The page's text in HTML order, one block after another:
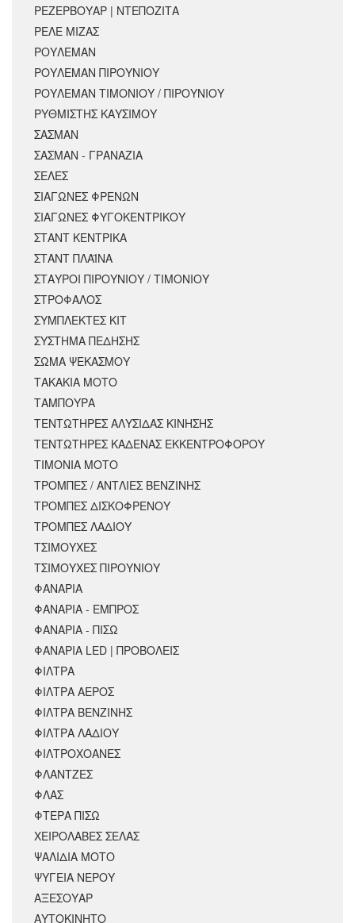
ΡΕΖΕΡΒΟΥΑΡ | ΝΤΕΠΟΖΙΤΑ
ΡΕΛΕ ΜΙΖΑΣ
ΡΟΥΛΕΜΑΝ
ΡΟΥΛΕΜΑΝ ΠΙΡΟΥΝΙΟΥ
ΡΟΥΛΕΜΑΝ ΤΙΜΟΝΙΟΥ / ΠΙΡΟΥΝΙΟΥ
ΡΥΘΜΙΣΤΗΣ ΚΑΥΣΙΜΟΥ
ΣΑΣΜΑΝ
ΣΑΣΜΑΝ - ΓΡΑΝΑΖΙΑ
ΣΕΛΕΣ
ΣΙΑΓΩΝΕΣ ΦΡΕΝΩΝ
ΣΙΑΓΩΝΕΣ ΦΥΓΟΚΕΝΤΡΙΚΟΥ
ΣΤΑΝΤ ΚΕΝΤΡΙΚΑ
ΣΤΑΝΤ ΠΛΑΪΝΑ
ΣΤΑΥΡΟΙ ΠΙΡΟΥΝΙΟΥ / ΤΙΜΟΝΙΟΥ
ΣΤΡΟΦΑΛΟΣ
ΣΥΜΠΛΕΚΤΕΣ ΚΙΤ
ΣΥΣΤΗΜΑ ΠΕΔΗΣΗΣ
ΣΩΜΑ ΨΕΚΑΣΜΟΥ
ΤΑΚΑΚΙΑ ΜΟΤΟ
ΤΑΜΠΟΥΡΑ
ΤΕΝΤΩΤΗΡΕΣ ΑΛΥΣΙΔΑΣ ΚΙΝΗΣΗΣ
ΤΕΝΤΩΤΗΡΕΣ ΚΑΔΕΝΑΣ ΕΚΚΕΝΤΡΟΦΟΡΟΥ
ΤΙΜΟΝΙΑ ΜΟΤΟ
ΤΡΟΜΠΕΣ / ΑΝΤΛΙΕΣ ΒΕΝΖΙΝΗΣ
ΤΡΟΜΠΕΣ ΔΙΣΚΟΦΡΕΝΟΥ
ΤΡΟΜΠΕΣ ΛΑΔΙΟΥ
ΤΣΙΜΟΥΧΕΣ
ΤΣΙΜΟΥΧΕΣ ΠΙΡΟΥΝΙΟΥ
ΦΑΝΑΡΙΑ
ΦΑΝΑΡΙΑ - ΕΜΠΡΟΣ
ΦΑΝΑΡΙΑ - ΠΙΣΩ
ΦΑΝΑΡΙΑ LED | ΠΡΟΒΟΛΕΙΣ
ΦΙΛΤΡΑ
ΦΙΛΤΡΑ ΑΕΡΟΣ
ΦΙΛΤΡΑ ΒΕΝΖΙΝΗΣ
ΦΙΛΤΡΑ ΛΑΔΙΟΥ
ΦΙΛΤΡΟΧΟΑΝΕΣ
ΦΛΑΝΤΖΕΣ
ΦΛΑΣ
ΦΤΕΡΑ ΠΙΣΩ
ΧΕΙΡΟΛΑΒΕΣ ΣΕΛΑΣ
ΨΑΛΙΔΙΑ ΜΟΤΟ
ΨΥΓΕΙΑ ΝΕΡΟΥ
ΑΞΕΣΟΥΆΡ
ΑΥΤΟΚΙΝΗΤΟ